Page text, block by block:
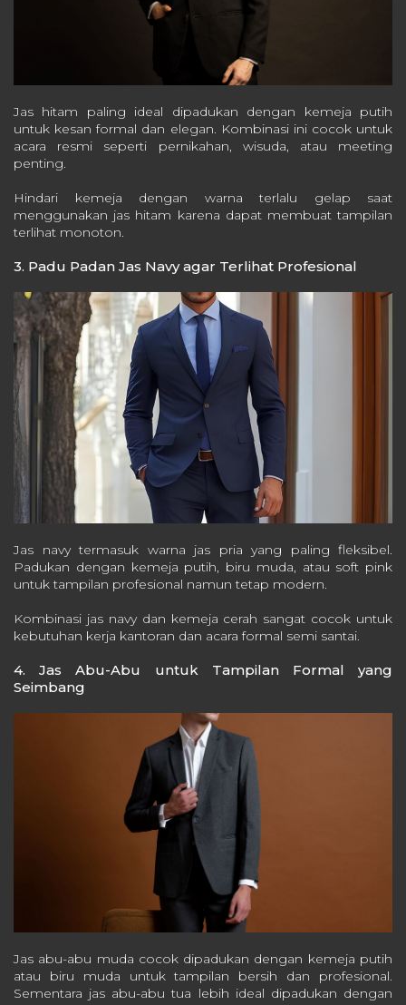
Jas hitam paling ideal dipadukan dengan kemeja putih
untuk kesan formal dan elegan. Kombinasi ini cocok untuk
acara resmi seperti pernikahan, wisuda, atau meeting
penting.
Hindari kemeja dengan warna terlalu gelap saat
menggunakan jas hitam karena dapat membuat tampilan
terlihat monoton.
3. Padu Padan Jas Navy agar Terlihat Profesional
Jas navy termasuk warna jas pria yang paling fleksibel.
Padukan dengan kemeja putih, biru muda, atau soft pink
untuk tampilan profesional namun tetap modern.
Kombinasi jas navy dan kemeja cerah sangat cocok untuk
kebutuhan kerja kantoran dan acara formal semi santai.
4. Jas Abu-Abu untuk Tampilan Formal yang
Seimbang
Jas abu-abu muda cocok dipadukan dengan kemeja putih
atau biru muda untuk tampilan bersih dan profesional.
Sementara jas abu-abu tua lebih ideal dipadukan dengan